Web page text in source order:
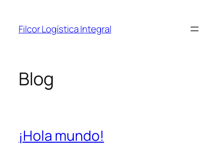
contenido
Filcor Logística Integral
Blog
¡Hola mundo!